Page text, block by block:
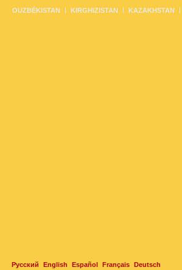
Русский English Español Français Deutsch
OUZBÉKISTAN KIRGHIZISTAN KAZAKHSTAN